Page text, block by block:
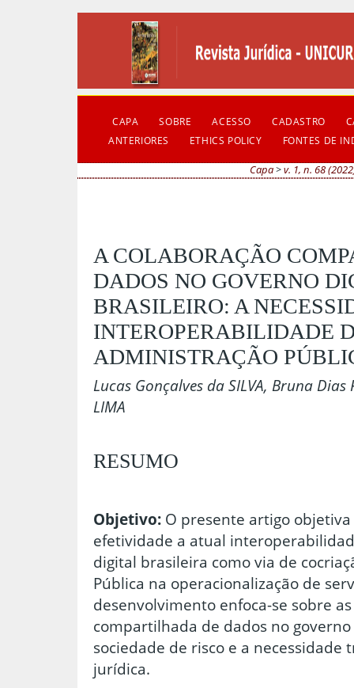
CAPA SOBRE ACESSO CADASTRO
ANTERIORES
ETHICS POLICY FONTES DE
Capa>v. 1, n. 68
A COLABORAÇÃO
DADOS NO GOVERNO
BRASILEIRO: A
INTEROPERABILIDADE
ADMINISTRAÇÃO
Lucas Gonçalves da SILVA, Bruna
LIMA
RESUMO
Objetivo: O presente artigo
efetividade a atual
digital brasileira como via de
Pública na operacionalização de
desenvolvimento enfoca-se sobre
compartilhada de dados no
sociedade de risco e a necessidade
jurídica.